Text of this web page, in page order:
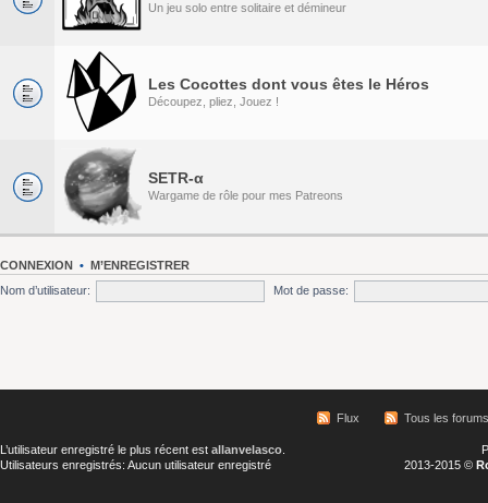
Un jeu solo entre solitaire et démineur
Les Cocottes dont vous êtes le Héros
Découpez, pliez, Jouez !
SETR-α
Wargame de rôle pour mes Patreons
CONNEXION • M’ENREGISTRER
Nom d’utilisateur:
Mot de passe:
Flux Tous les forums
L’utilisateur enregistré le plus récent est allanvelasco
Utilisateurs enregistrés: Aucun utilisateur enregistré
2013-2015 ©